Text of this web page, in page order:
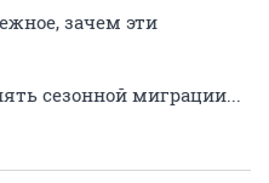
зачем эти
сезонной миграции...